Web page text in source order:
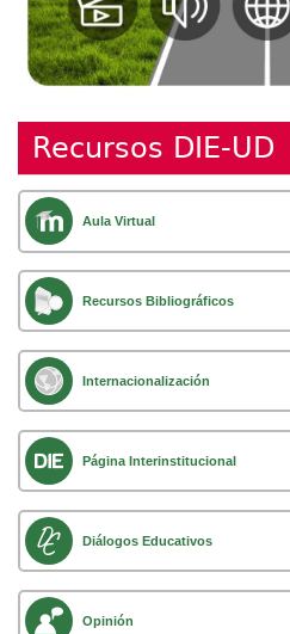
Recursos DIE-UD
Aula Virtual
Recursos Bibliográficos
Internacionalización
Página Interinstitucional
Diálogos Educativos
Opinión